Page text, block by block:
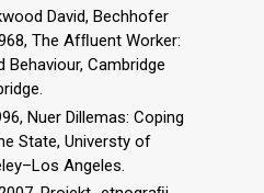
David, Bechhofer
The Afﬂuent Worker:
Cambridge
Nuer Dillemas: Coping
State, Universty of
Angeles.